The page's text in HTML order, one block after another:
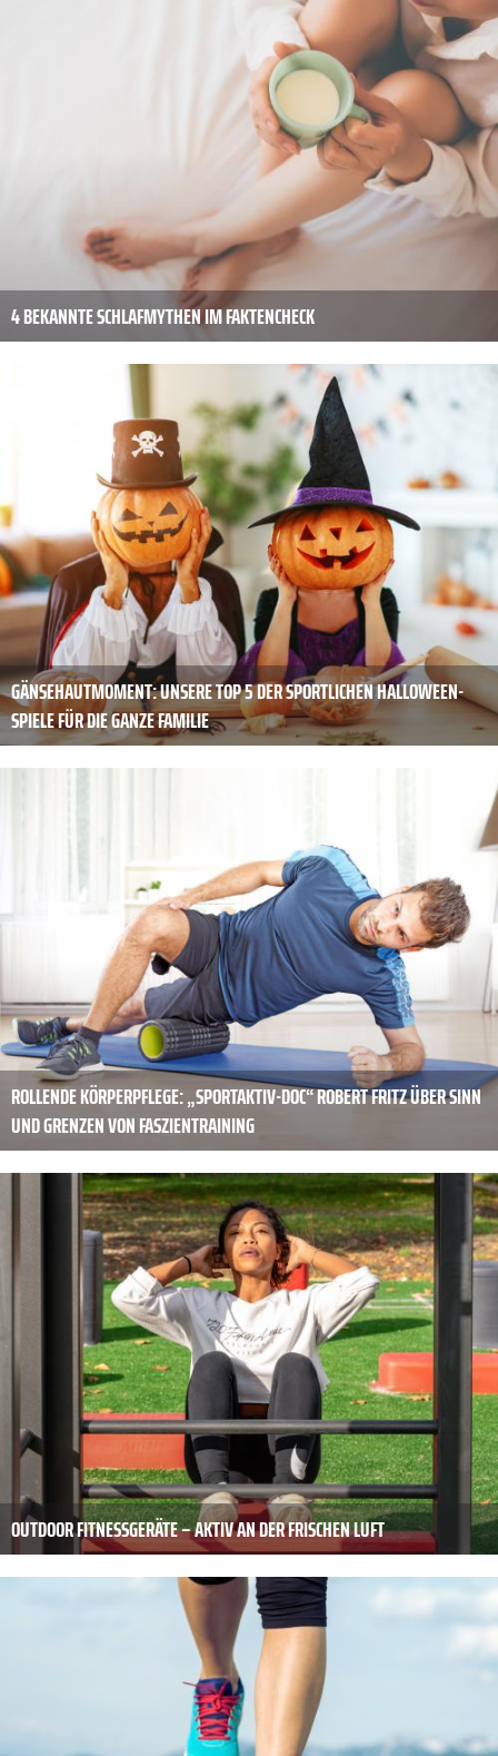
4 BEKANNTE SCHLAFMYTHEN IM FAKTENCHECK
GÄNSEHAUTMOMENT: UNSERE TOP 5 DER SPORTLICHEN HALLOWEEN-
SPIELE FÜR DIE GANZE FAMILIE
ROLLENDE KÖRPERPFLEGE: „SPORTAKTIV-DOC“ ROBERT FRITZ ÜBER SINN
UND GRENZEN VON FASZIENTRAINING
OUTDOOR FITNESSGERÄTE – AKTIV AN DER FRISCHEN LUFT